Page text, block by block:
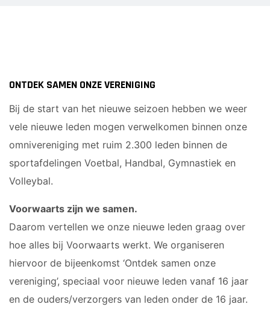
ONTDEK SAMEN ONZE VERENIGING
Bij de start van het nieuwe seizoen hebben we weer
vele nieuwe leden mogen verwelkomen binnen onze
omnivereniging met ruim 2.300 leden binnen de
sportafdelingen Voetbal, Handbal, Gymnastiek en
Volleybal.
Voorwaarts zijn we samen.
Daarom vertellen we onze nieuwe leden graag over
hoe alles bij Voorwaarts werkt. We organiseren
hiervoor de bijeenkomst ‘Ontdek samen onze
vereniging’, speciaal voor nieuwe leden vanaf 16 jaar
en de ouders/verzorgers van leden onder de 16 jaar.